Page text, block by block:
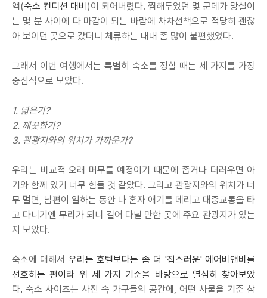
액(숙소 컨디션 대비 )이 되어버렸다. 찜해두었던 몇 군데가 망설이
는 몇 분 사이에 다 마감이 되는 바람에 차차선책으로 적당히 괜찮
아 보이던 곳으로 갔더니 체류하는 내내 좀 많이 불편했었다.
그래서 이번 여행에서는 특별히 숙소를 정할 때는 세 가지를 가장
중점적으로 보았다.
1. 넓은가?
2. 깨끗한가?
3. 관광지와의 위치가 가까운가?
우리는 비교적 오래 머무를 예정이기 때문에 좁거나 더러우면 아
기와 함께 있기 너무 힘들 것 같았다. 그리고 관광지와의 위치가 너
무 멀면, 남편이 일하는 동안 나 혼자 애기를 데리고 대중교통을 타
고 다니기엔 무리가 되니 걸어 다닐 만한 곳에 주요 관광지가 있는
지 보았다.
숙소에 대해서 우리는 호텔보다는 좀 더 '집스러운' 에어비앤비를
선호하는 편이라 위 세 가지 기준을 바탕으로 열심히 찾아보았
다. 숙소 사이즈는 사진 속 가구들의 공간에, 어떤 사물을 기준 삼